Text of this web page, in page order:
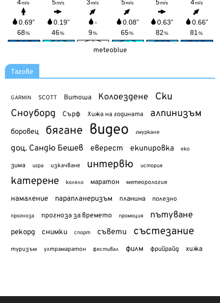
meteoblue
Тагове
GARMIN SCOTT Витоша Колоездене Ски
Сноуборд Сърф Хижа на годината алпинизъм
боровец бягане видео гмуркане
доц. Сандю Бешев еверест екипировка еко
зима игра изкачване интервю история
катерене колело маратон метеорология
намаление парапланеризъм планина полезно
прогноза прогноза за времето промоция пътуване
рекорд снимки спорт съвети състезание
туризъм ултрамаратон фестивал филм фрийрайд хижа